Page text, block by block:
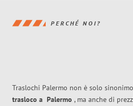
PERCHÉ NOI?
Traslochi Palermo non è solo
trasloco a Palermo , ma anche di